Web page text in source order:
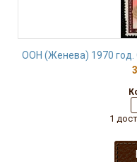
ООН (Женева) 1970 год.
1